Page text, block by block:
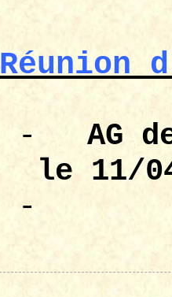
Réunion
-
AG
le 11/
-